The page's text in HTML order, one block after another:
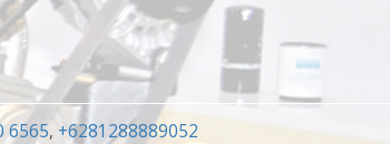
6565, +6281288889052